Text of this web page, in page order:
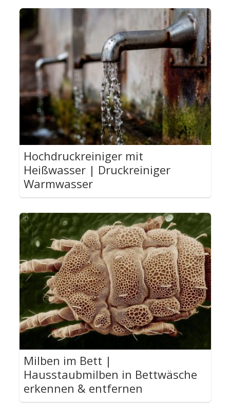
Hochdruckreiniger mit
Heißwasser | Druckreiniger
Warmwasser
Milben im Bett |
Hausstaubmilben in Bettwäsche
erkennen & entfernen